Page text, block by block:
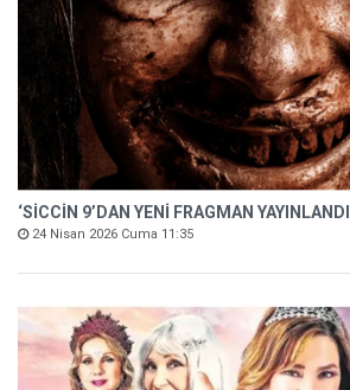
‘SİCCİN 9’DAN YENİ FRAGMAN YAYINLANDI
24 Nisan 2026 Cuma 11:35